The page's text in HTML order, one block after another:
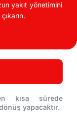
yakıt yönetimini
kısa sürede
yapacaktır.